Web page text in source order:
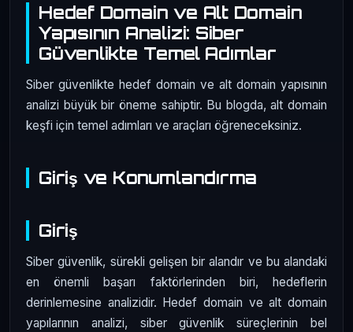
Hedef Domain ve Alt Domain
Yapısının Analizi: Siber
Güvenlikte Temel Adımlar
Siber güvenlikte hedef domain ve alt domain yapısının
analizi büyük bir öneme sahiptir. Bu blogda, alt domain
keşfi için temel adımları ve araçları öğreneceksiniz.
Giriş ve Konumlandırma
Giriş
Siber güvenlik, sürekli gelişen bir alandır ve bu alandaki
en önemli başarı faktörlerinden biri, hedeflerin
derinlemesine analizidir. Hedef domain ve alt domain
yapılarının analizi, siber güvenlik süreçlerinin bel